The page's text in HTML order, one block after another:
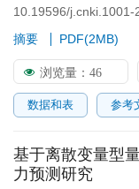
10.19596/
摘要
PDF(2MB)
浏览量： 46
数据和表 参考
基于离散变量型
力预测研究